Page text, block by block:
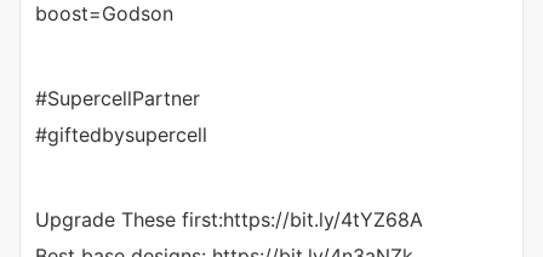
boost=Godson
#SupercellPartner
#giftedbysupercell
Upgrade These first:https://bit.ly/4tYZ68A